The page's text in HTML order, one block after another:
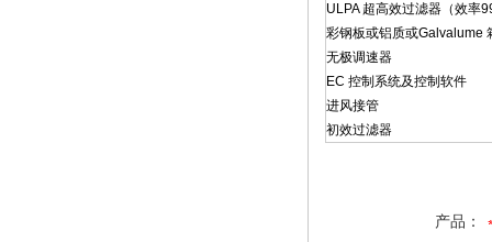
ULPA 超高效过滤器（效率
彩钢板或铝质或Galvalume
无极调速器
EC 控制系统及控制软件
进风接管
初效过滤器
产品：